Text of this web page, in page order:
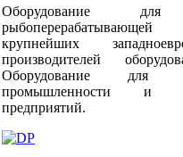
Оборудование
крупнейших
производителей
Оборудование для
промышленности и
предприятий.